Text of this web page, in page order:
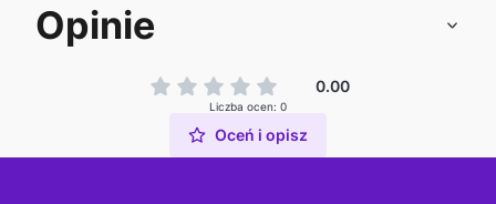
Opinie
0.00
Liczba ocen: 0
Oceń i opisz